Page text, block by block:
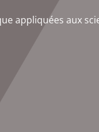
appliquées aux